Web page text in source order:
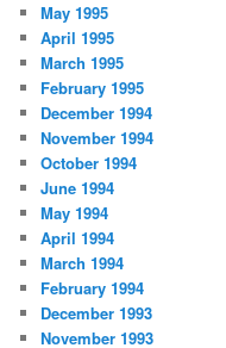
May 1995
April 1995
March 1995
February 1995
December 1994
November 1994
October 1994
June 1994
May 1994
April 1994
March 1994
February 1994
December 1993
November 1993